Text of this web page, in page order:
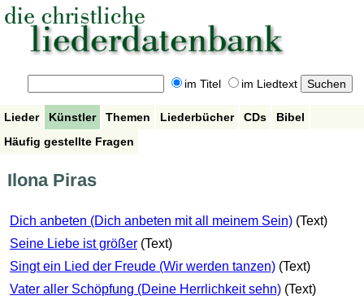
im Titel im Liedtext
Lieder Künstler Themen Liederbücher CDs
Bibel
Häufig gestellte Fragen
Ilona Piras
Dich anbeten (Dich anbeten mit all meinem Sein) (Text)
Seine Liebe ist größer (Text)
Singt ein Lied der Freude (Wir werden tanzen) (Text)
Vater aller Schöpfung (Deine Herrlichkeit sehn) (Text)